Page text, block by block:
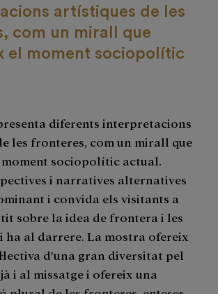
artístiques de les
com un mirall que
el moment sociopolític
diferents interpretacions
les fronteres, com un mirall que
sociopolític actual.
i narratives alternatives
i convida els visitants a
sobre la idea de frontera i les
ha al darrere. La mostra ofereix
d’una gran diversitat pel
i al missatge i ofereix una